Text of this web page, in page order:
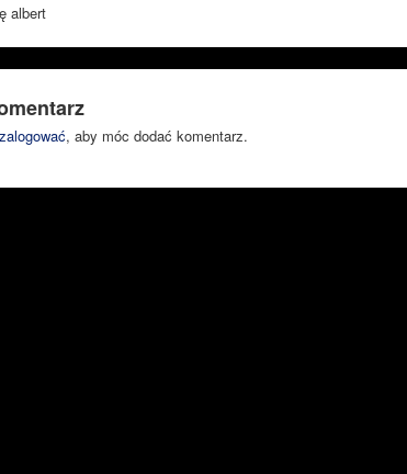
albert
zalogować, aby móc dodać komentarz.